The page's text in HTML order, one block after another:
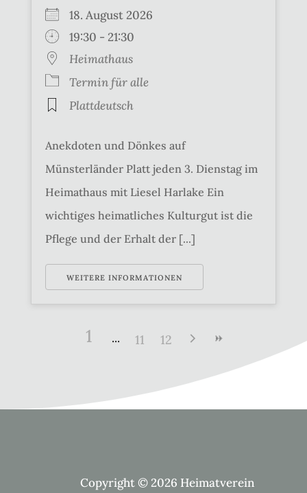
18. August 2026
19:30 - 21:30
Heimathaus
Termin für alle
Plattdeutsch
Anekdoten und Dönkes auf
Münsterländer Platt jeden 3. Dienstag im
Heimathaus mit Liesel Harlake Ein
wichtiges heimatliches Kulturgut ist die
Pflege und der Erhalt der [...]
WEITERE INFORMATIONEN
1 11 12
Copyright © 2026 Heimatverein